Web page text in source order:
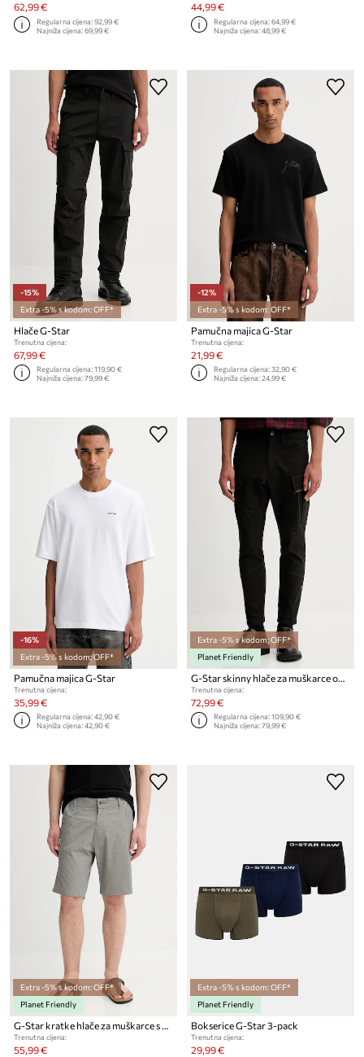
62,99 €
Regularna cijena:92,99 €
Najniža cijena:69,99 €
44,99 €
Regularna cijena:64,99 €
Najniža cijena:48,99 €
-15%
Extra -5% s kodom: OFF*
Hlače G-Star
Trenutna cijena:
67,99 €
Regularna cijena:119,90 €
Najniža cijena:79,99 €
-12%
Extra -5% s kodom: OFF*
Pamučna majica G-Star
Trenutna cijena:
21,99 €
Regularna cijena:32,90 €
Najniža cijena:24,99 €
-16%
Extra -5% s kodom: OFF*
Pamučna majica G-Star
Trenutna cijena:
35,99 €
Regularna cijena:42,90 €
Najniža cijena:42,90 €
Extra -5% s kodom: OFF*
Planet Friendly
G-Star skinny hlače za muškarce od pamuka s elastanom Zip Pkt 3D Skinny Cargo 2.0
Trenutna cijena:
72,99 €
Regularna cijena:109,90 €
Najniža cijena:79,99 €
Extra -5% s kodom: OFF*
Planet Friendly
G-Star kratke hlače za muškarce s pamukom
Trenutna cijena:
55,99 €
Extra -5% s kodom: OFF*
Planet Friendly
Bokserice G-Star 3-pack
Trenutna cijena:
29,99 €